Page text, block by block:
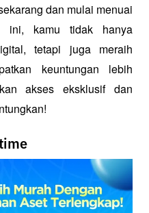
dan mulai menuai
ini, kamu tidak hanya
tetapi juga meraih
keuntungan lebih
akses eksklusif dan